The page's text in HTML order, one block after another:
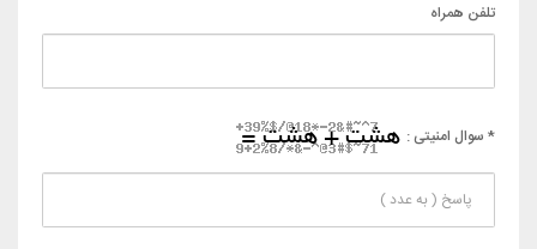
تلفن همراه
* سوال امنیتی :